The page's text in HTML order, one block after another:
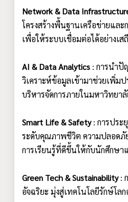
Network & Data
โครงสร้างพื้นฐานเครือข่ายและ
เพื่อให้ระบบเชื่อมต่อได้อย่างเส
AI & Data Analytics : การนำ
วิเคราะห์ข้อมูลเข้ามาช่วยเพิ่ม
บริหารจัดการภายในมหาวิทยา
Smart Life & Safety: การประ
ระดับคุณภาพชีวิต ความปลอดภั
การเรียนรู้ที่ดีขึ้นให้กับนักศึกษา
Green Tech & Sustainability:
อัจฉริยะ มุ่งสู่เทคโนโลยีรักษ์โ